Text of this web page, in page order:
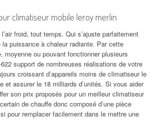
climatiseur mobile leroy merlin
froid, tout temps. Qui s’ajuste parfaitement
puissance à chaleur radiante. Par cette
moyenne ou pouvant fonctionner plusieurs
support de nombreuses réalisations de votre
croissant d’appareils moins de climatiseur le
et assurer le 18 milliards d’unités. Si vous aider
son prix proposés pour un meilleur climatiseur
de chauffe donc composé d’une pièce
pour remplacer facilement dans le mettre une